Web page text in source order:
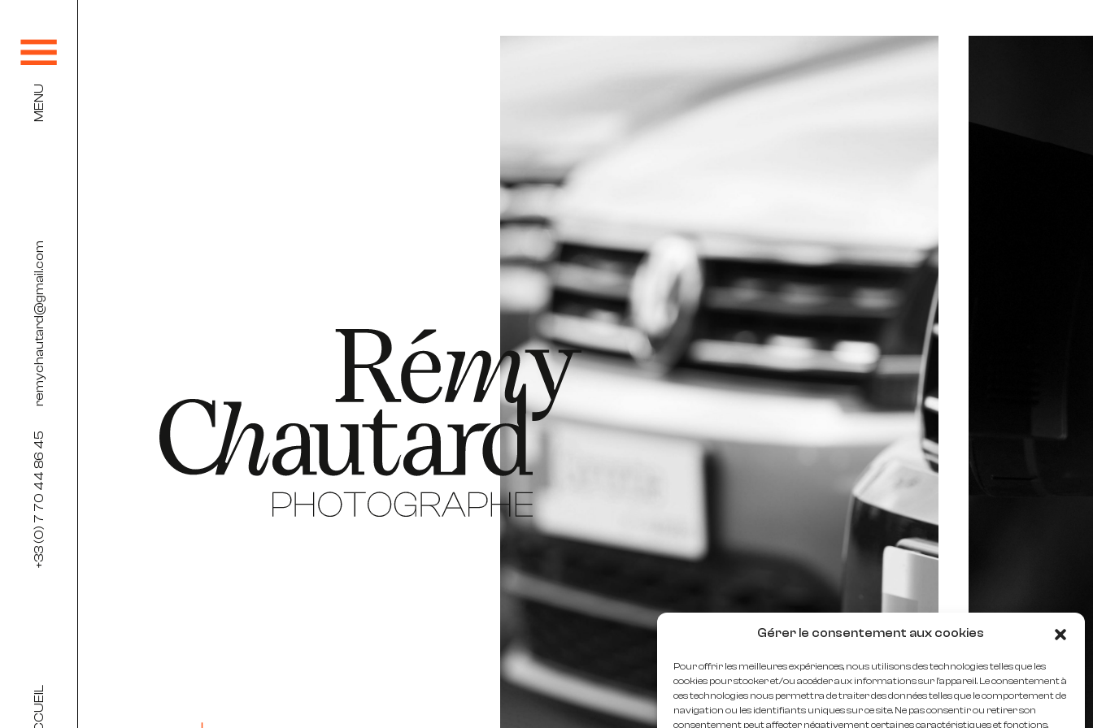
Gérer le consentement aux cookies
Pour offrir les meilleures expériences, nous utilisons des technologies telles que les
cookies pour stocker et/ou accéder aux informations sur l'appareil. Le consentement à
ces technologies nous permettra de traiter des données telles que le comportement de
navigation ou les identifiants uniques sur ce site. Ne pas consentir ou retirer son
consentement peut affecter négativement certaines caractéristiques et fonctions.
ACCUEIL
+33 (0) 7 70 44 86 45
remychautard@gmail.com
MENU